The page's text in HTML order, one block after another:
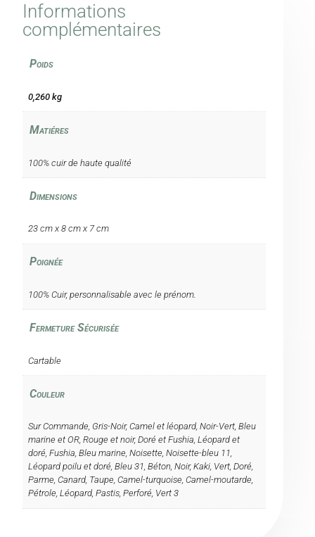
Informations
complémentaires
Poids
0,260 kg
Matiéres
100% cuir de haute qualité
Dimensions
23 cm x 8 cm x 7 cm
Poignée
100% Cuir, personnalisable avec le prénom.
Fermeture Sécurisée
Cartable
Couleur
Sur Commande, Gris-Noir, Camel et léopard, Noir-Vert, Bleu
marine et OR, Rouge et noir, Doré et Fushia, Léopard et
doré, Fushia, Bleu marine, Noisette, Noisette-bleu 11,
Léopard poilu et doré, Bleu 31, Béton, Noir, Kaki, Vert, Doré,
Parme, Canard, Taupe, Camel-turquoise, Camel-moutarde,
Pétrole, Léopard, Pastis, Perforé, Vert 3